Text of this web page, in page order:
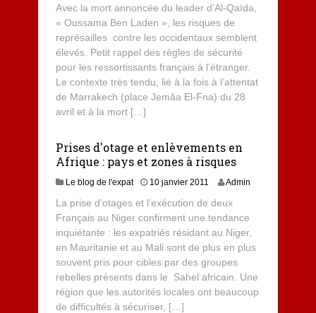
Avec la mort annoncée du leader d’Al-Qaïda,
« Oussama Ben Laden », les risques de
représailles contre les occidentaux semblent
élevés. Petit rappel des règles de sécurité
pour les ressortissants français à l’étranger.
Le contexte très tendu, lié à la fois à l’attentat
de Marrakech (place Jemâa El-Fna) du 28
avril et à la mort […]
Prises d'otage et enlèvements en
Afrique : pays et zones à risques
Le blog de l'expat 10 janvier 2011 Admin
La prise d’otages et l’exécution de deux
Français au Niger confirment une tendance
inquiétante : les expatriés résidant au Niger,
en Mauritanie et au Mali sont de plus en plus
souvent pris pour cibles par des groupes
rebelles présents dans le Sahel africain. Une
région que les autorités locales ont beaucoup
de difficultés à sécuriser, […]